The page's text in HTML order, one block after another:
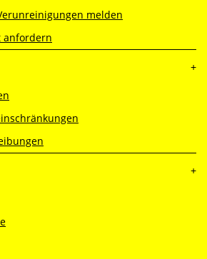
melden
anfordern